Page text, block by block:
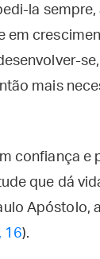
la
em
mais
confiança e
que dá
Apóstolo,
16).